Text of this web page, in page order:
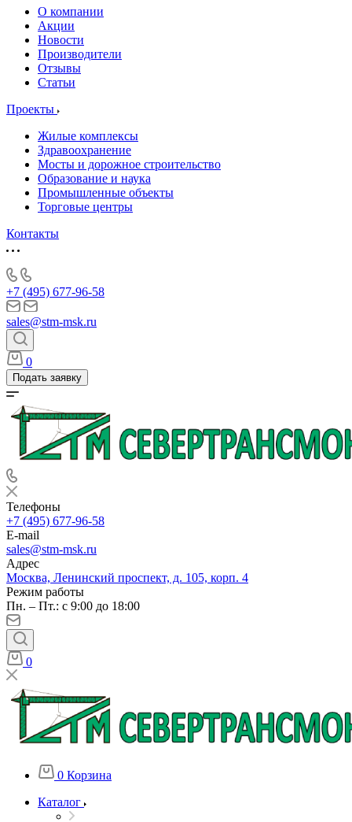
О компании
Акции
Новости
Производители
Отзывы
Статьи
Проекты
Жилые комплексы
Здравоохранение
Мосты и дорожное строительство
Образование и наука
Промышленные объекты
Торговые центры
Контакты
+7 (495) 677-96-58
sales@stm-msk.ru
0
Подать заявку
Телефоны
+7 (495) 677-96-58
E-mail
sales@stm-msk.ru
Адрес
Москва, Ленинский проспект, д. 105, корп. 4
Режим работы
Пн. – Пт.: с 9:00 до 18:00
0
0 Корзина
Каталог